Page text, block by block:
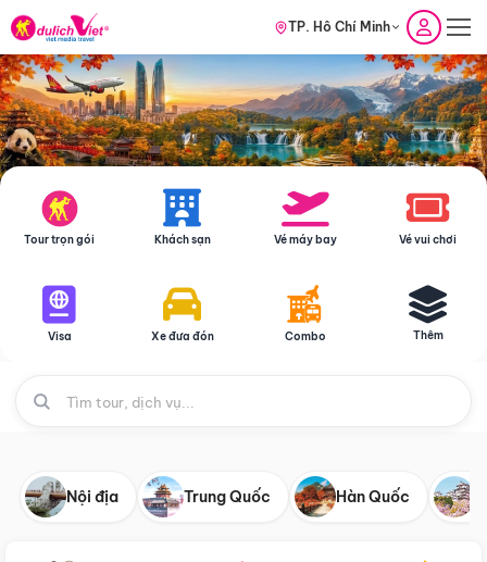
TP. Hồ Chí Minh
Tour trọn gói Khách sạn Vé máy bay Vé vui chơi
Visa Xe đưa đón Combo Thêm
Nội địa Trung Quốc Hàn Quốc